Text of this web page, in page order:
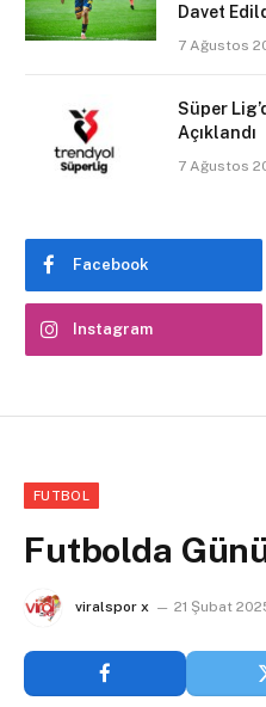
Davet
7 Ağustos
Süper
Açıklandı
7 Ağustos
Facebook
Instagram
FUTBOL
Futbolda
viralspor x 21 Şubat